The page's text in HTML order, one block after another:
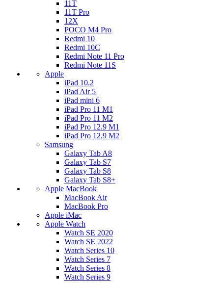
11T
11T Pro
12X
POCO M4 Pro
Redmi 10
Redmi 10C
Redmi Note 11 Pro
Redmi Note 11S
Apple
iPad 10.2
iPad Air 5
iPad mini 6
iPad Pro 11 M1
iPad Pro 11 M2
iPad Pro 12.9 M1
iPad Pro 12.9 M2
Samsung
Galaxy Tab A8
Galaxy Tab S7
Galaxy Tab S8
Galaxy Tab S8+
Apple MacBook
MacBook Air
MacBook Pro
Apple iMac
Apple Watch
Watch SE 2020
Watch SE 2022
Watch Series 10
Watch Series 7
Watch Series 8
Watch Series 9